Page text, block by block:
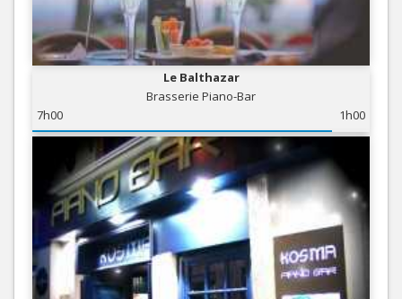
Le Balthazar
Brasserie Piano-Bar
7h00
1h00